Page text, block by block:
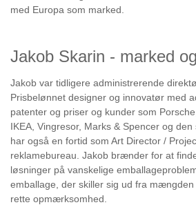
med Europa som marked.
Jakob Skarin - marked
Jakob var tidligere administrerende
Prisbelønnet designer og innovatør med
patenter og priser og kunder som
IKEA, Vingresor, Marks & Spencer og
har også en fortid som Art Director /
reklamebureau. Jakob brænder for at
løsninger på vanskelige
emballage, der skiller sig ud fra
rette opmærksomhed.